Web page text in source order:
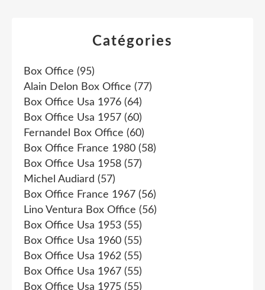
Catégories
Box Office (95)
Alain Delon Box Office (77)
Box Office Usa 1976 (64)
Box Office Usa 1957 (60)
Fernandel Box Office (60)
Box Office France 1980 (58)
Box Office Usa 1958 (57)
Michel Audiard (57)
Box Office France 1967 (56)
Lino Ventura Box Office (56)
Box Office Usa 1953 (55)
Box Office Usa 1960 (55)
Box Office Usa 1962 (55)
Box Office Usa 1967 (55)
Box Office Usa 1975 (55)